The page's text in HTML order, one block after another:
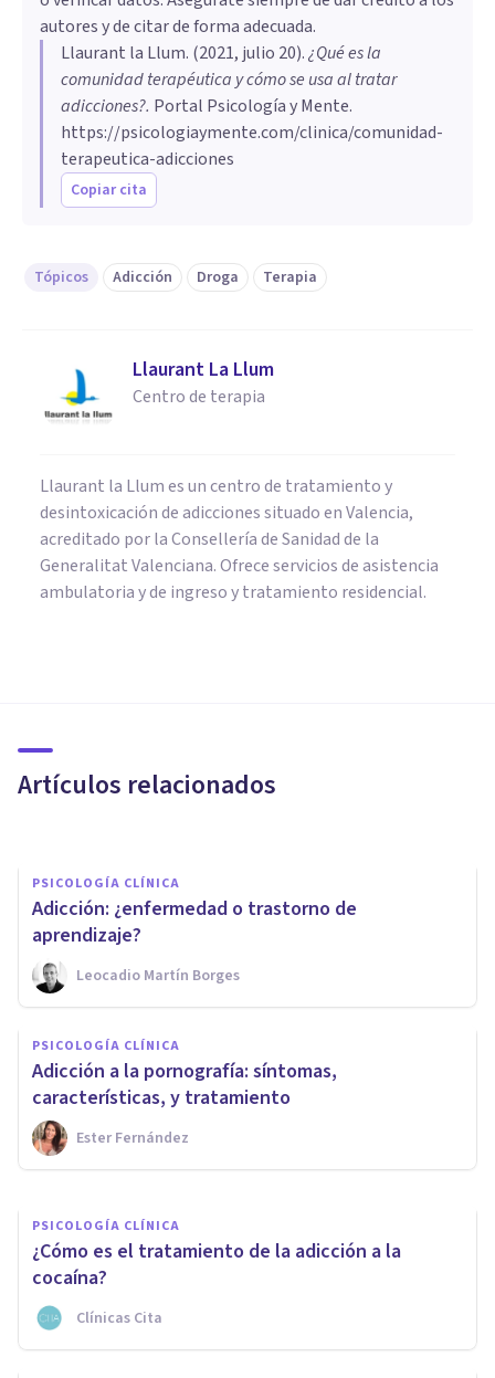
autores y de citar de forma adecuada.
Llaurant la Llum. (2021, julio 20).¿Qué es la
comunidad terapéutica y cómo se usa al tratar
adicciones?. Portal Psicología y Mente.
https://psicologiaymente.com/clinica/comunidad-
terapeutica-adicciones
Copiar cita
Tópicos Adicción Droga Terapia
Llaurant La Llum
Centro de terapia
Llaurant la Llum es un centro de tratamiento y
desintoxicación de adicciones situado en Valencia,
acreditado por la Consellería de Sanidad de la
Generalitat Valenciana. Ofrece servicios de asistencia
ambulatoria y de ingreso y tratamiento residencial.
Artículos relacionados
patología dual?
PSICOLOGÍA CLÍNICA
​Adicción: ¿enfermedad o trastorno de
aprendizaje?
Leocadio Martín Borges
PSICOLOGÍA CLÍNICA
Adicción a la pornografía: síntomas,
características, y tratamiento
Ester Fernández
PSICOLOGÍA CLÍNICA
Beneficios de la terapia con
caballos para tratar la
adicciones
Clínicas Cita
PSICOLOGÍA CLÍNICA
¿Cómo es el tratamiento de la adicción a la
cocaína?
Clínicas Cita